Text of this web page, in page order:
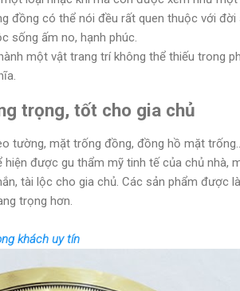
đồng có thể nói đều rất quen thuộc với
sống ấm no, hạnh phúc.
một vật trang trí không thể thiếu trong
trọng, tốt cho gia chủ
tường, mặt trống đồng, đồng hồ mặt
được gu thẩm mỹ tinh tế của chủ nhà,
tài lộc cho gia chủ. Các sản phẩm được
trọng hơn.
khách uy tín